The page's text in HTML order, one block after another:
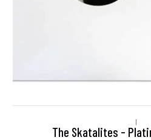
|
The Skatalites -